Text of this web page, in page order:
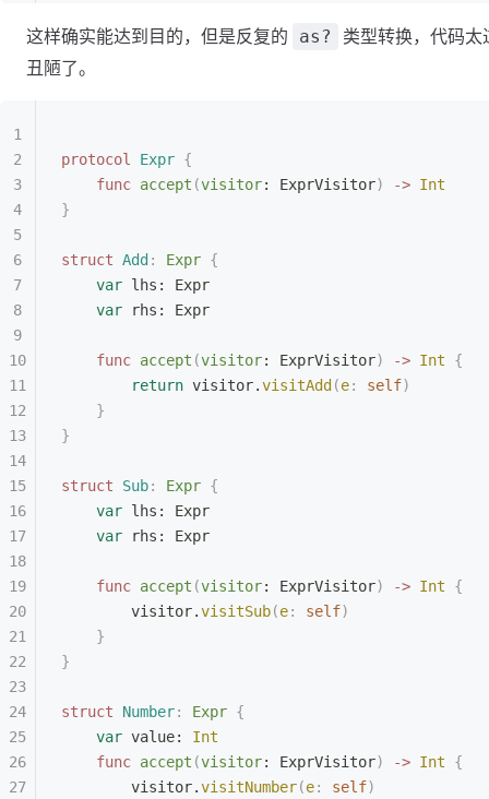
这样确实能达到目的，但是反复的 as?
类型转换，代码太
丑陋了。
protocol Expr {
    func
accept (visitor: ExprVisitor) -> Int
}
struct Add : Expr {
    var
lhs: Expr
    var
rhs: Expr
    func
accept (visitor: ExprVisitor) -> Int {
        return
visitor.visitAdd (e: self)
    }
}
struct Sub: Expr {
    var
lhs: Expr
    var
rhs: Expr
    func
accept (visitor: ExprVisitor) -> Int {
        visitor.
visitSub(e: self)
    }
}
struct Number: Expr {
    var
value: Int
    func
accept (visitor: ExprVisitor) -> Int {
        visitor.
visitNumber(e: self)